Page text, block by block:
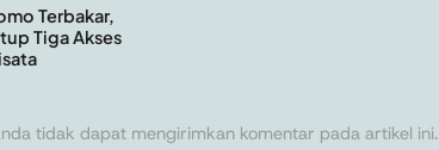
Terbakar,
Tiga Akses
tidak dapat mengirimkan komentar pada artikel ini.